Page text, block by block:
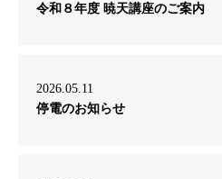
令和８年度 暁天講座のご案内
2026.05.11
停電のお知らせ